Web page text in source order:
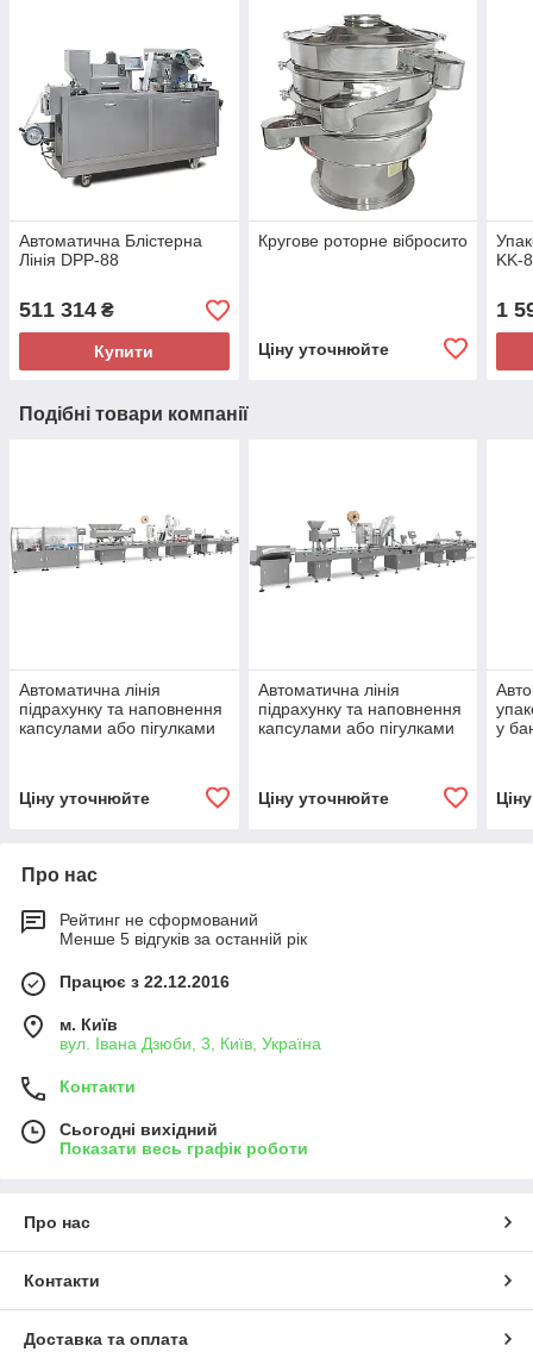
Автоматична Блістерна
Лінія DPP-88
511 314 ₴
Купити
Кругове роторне вібросито
Ціну уточнюйте
KK-
1
Подібні товари компанії
Автоматична лінія
підрахунку та наповнення
капсулами або пігулками
Ціну уточнюйте
Автоматична лінія
підрахунку та наповнення
капсулами або пігулками
Ціну уточнюйте
у
Про нас
Рейтинг не сформований
Менше 5 відгуків за останній рік
Працює з 22.12.2016
м. Київ
вул. Івана Дзюби, 3, Київ, Україна
Контакти
Сьогодні вихідний
Показати весь графік роботи
Про нас
Контакти
Доставка та оплата